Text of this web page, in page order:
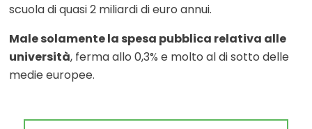
scuola di quasi 2 miliardi di euro annui.
Male solamente la spesa pubblica relativa alle
università, ferma allo 0,3% e molto al di sotto delle
medie europee.